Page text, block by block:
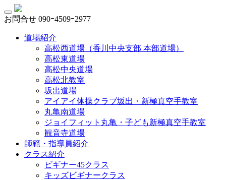
お問合せ 090ｰ4509ｰ2977
道場紹介
高松西道場（香川中央支部 本部道場）
高松東道場
高松中央道場
高松北教室
坂出道場
アイアイ体操クラブ坂出・新極真空手教室
丸亀南道場
ジョイフィット丸亀・子ども新極真空手教室
観音寺道場
師範・指導員紹介
クラス紹介
ビギナー45クラス
キッズビギナークラス